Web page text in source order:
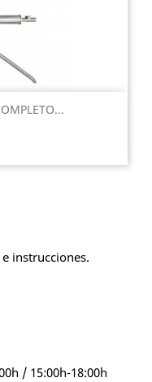
instrucciones.
/ 15:00h-18:00h